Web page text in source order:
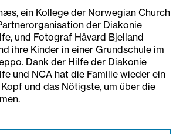
ein Kollege der Norwegian Church
der Diakonie
und Fotograf Håvard Bjelland
ihre Kinder in einer Grundschule im
Dank der Hilfe der Diakonie
und NCA hat die Familie wieder ein
und das Nötigste, um über die